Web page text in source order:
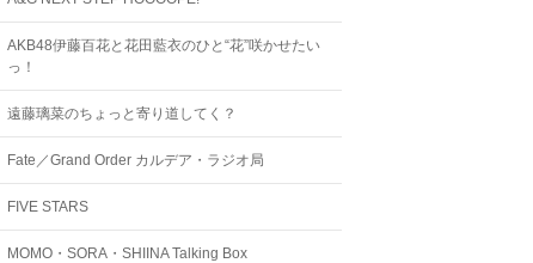
AKB48伊藤百花と花田藍衣のひと“花”咲かせたい
っ！
遠藤璃菜のちょっと寄り道してく？
Fate／Grand Order カルデア・ラジオ局
FIVE STARS
MOMO・SORA・SHIINA Talking Box